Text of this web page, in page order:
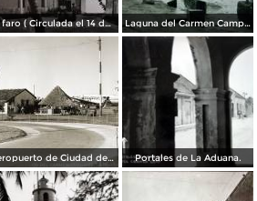
El faro ( Circulada el 14 de Septiembre de 1950 ). Laguna del Carmen Campeche por el Fotógrafo Hugo Brehme.
Aeropuerto de Ciudad del Carmen Portales de La Aduana.